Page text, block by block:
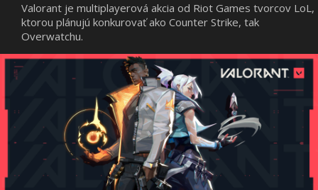
Valorant je multiplayerová akcia od Riot Games tvorcov LoL,
ktorou plánujú konkurovať ako Counter Strike, tak
Overwatchu.